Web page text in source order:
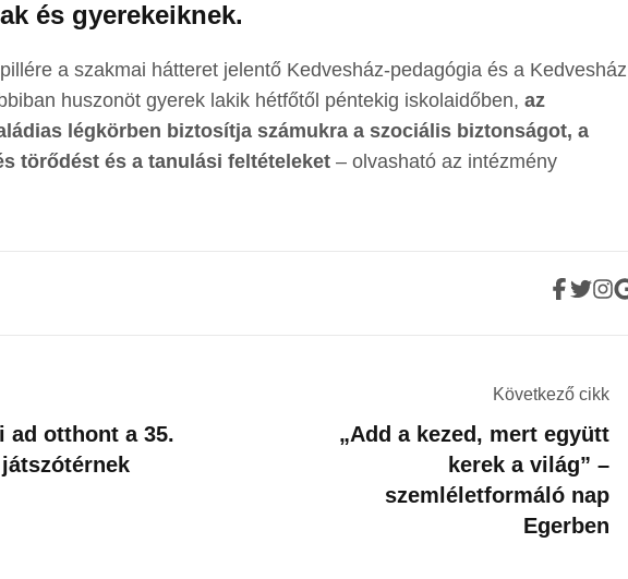
és gyerekeiknek.
a szakmai hátteret jelentő Kedvesház-pedagógia és a Kedvesház
huszonöt gyerek lakik hétfőtől péntekig iskolaidőben, az
légkörben biztosítja számukra a szociális biztonságot, a
törődést és a tanulási feltételeket – olvasható az intézmény
ad otthont a 35.
Következő cikk
„Add a kezed, mert együtt
kerek a világ” –
szemléletformáló nap
Egerben